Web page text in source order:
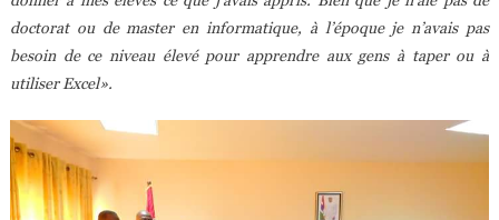
doctorat ou de master en informatique, à l’époque je n’avais pas
besoin de ce niveau élevé pour apprendre aux gens à taper ou à
utiliser Excel».